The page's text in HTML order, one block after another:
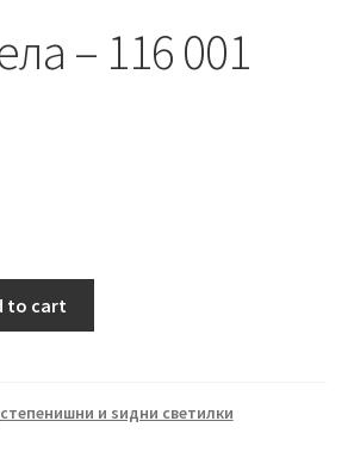
– 116 001
to cart
и ѕидни светилки